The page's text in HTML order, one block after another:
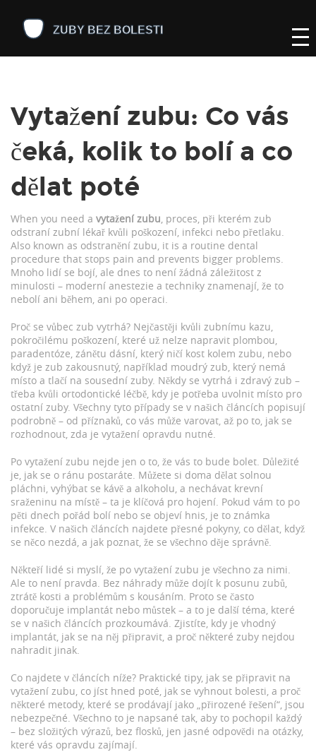
Vytažení zubu: Co vás
čeká, kolik to bolí a co
dělat poté
When you need a vytažení zubu, proces, při kterém zub
odstraní zubní lékař kvůli poškození, infekci nebo přetlaku.
Also known as odstranění zubu, it is a routine dental
procedure that stops pain and prevents bigger problems.
Mnoho lidí se bojí, ale dnes to není žádná záležitost z
minulosti – moderní anestezie a techniky znamenají, že to
nebolí ani během, ani po operaci.
Proč se vůbec zub vytrhá? Nejčastěji kvůli zubnímu kazu,
pokročilému poškození, které už nelze napravit plombou,
paradentóze, zánětu dásní, který ničí kost kolem zubu, nebo
když je zub zakousnutý, například moudrý zub, který nemá
místo a tlačí na sousední zuby. Někdy se vytrhá i zdravý zub –
třeba kvůli ortodontické léčbě, kdy je potřeba uvolnit místo pro
ostatní zuby. Všechny tyto případy se v našich článcích popisují
podrobně – od příznaků, co vás může varovat, až po to, jak se
rozhodnout, zda je vytažení opravdu nutné.
Po vytažení zubu nejde jen o to, že vás to bude bolet. Důležité
je, jak se o ránu postaráte. Můžete si doma dělat solnou
pláchni, vyhýbat se kávě a alkoholu, a nechávat krevní
sraženinu na místě – ta je klíčová pro hojení. Pokud vám to po
pěti dnech pořád bolí nebo se objeví hnis, je to známka
infekce. V našich článcích najdete přesné pokyny, co dělat, když
se něco nezdá, a jak poznat, že se všechno děje správně.
Někteří lidé si myslí, že po vytažení zubu je všechno za nimi.
Ale to není pravda. Bez náhrady může dojít k posunu zubů,
ztrátě kosti a problémům s kousáním. Proto se často
doporučuje implantát nebo můstek – a to je další téma, které
se v našich článcích prozkoumává. Zjistíte, kdy je vhodný
implantát, jak se na něj připravit, a proč některé zuby nejdou
nahradit jinak.
Co najdete v článcích níže? Praktické tipy, jak se připravit na
vytažení zubu, co jíst hned poté, jak se vyhnout bolesti, a proč
některé metody, které se prodávají jako „přirozené řešení“, jsou
nebezpečné. Všechno to je napsané tak, aby to pochopil každý
– bez složitých výrazů, bez flosků, jen jasné odpovědi na otázky,
které vás opravdu zajímají.